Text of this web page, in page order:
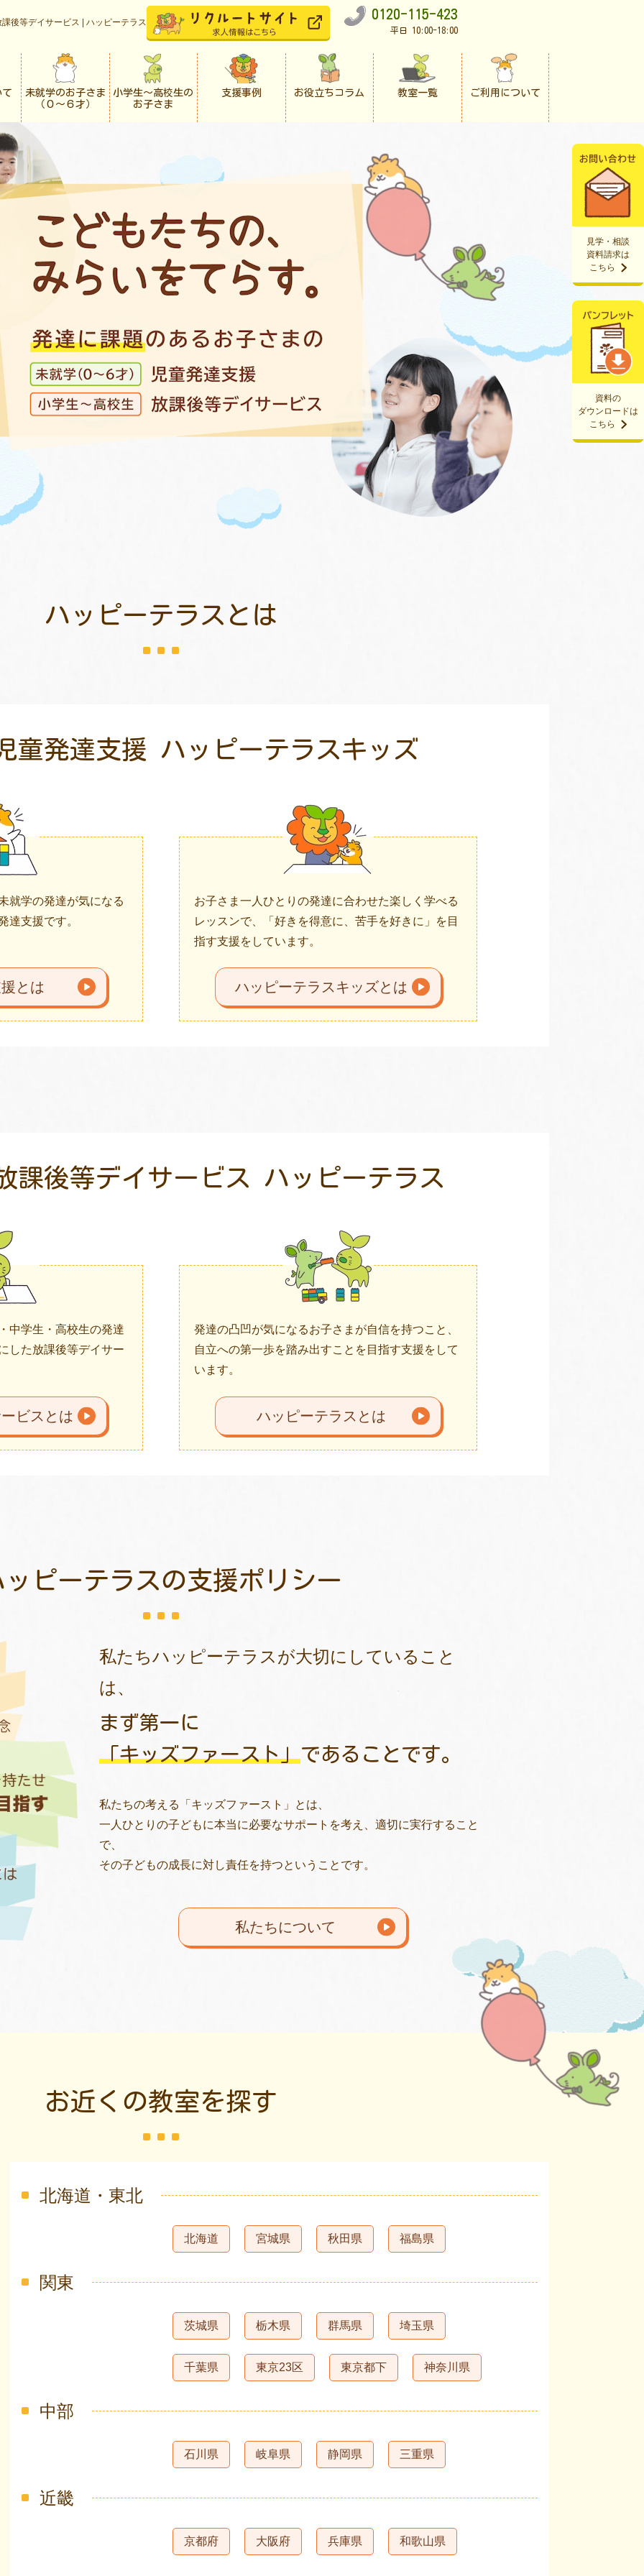
後等デイサービス | ハッピーテラス
0120-115-423
平日 10:00-18:00
て
未就学のお子さま
（０〜６才）
小学生〜高校生の
お子さま
支援事例 お役立ちコラム 教室一覧 ご利用について
資料の
ダウンロードは
こちら
見学・相談
資料請求は
こちら
ハッピーテラスとは
童発達支援 ハッピーテラスキッズ
就学の発達が気になる
達支援です。
とは
お子さま一人ひとりの発達に合わせた楽しく学べる
レッスンで、「好きを得意に、苦手を好きに」を目
指す支援をしています。
ハッピーテラスキッズとは
課後等デイサービス ハッピーテラス
中学生・高校生の発達
した放課後等デイサー
ビスとは
発達の凸凹が気になるお子さまが自信を持つこと、
自立への第一歩を踏み出すことを目指す支援をして
います。
ハッピーテラスとは
ッピーテラスの支援ポリシー
私たちハッピーテラスが大切にしていること
は、
まず第一に
「キッズファースト」であることです。
私たちの考える「キッズファースト」とは、
一人ひとりの子どもに本当に必要なサポートを考え、適切に実行すること
で、
その子どもの成長に対し責任を持つということです。
私たちについて
お近くの教室を探す
北海道・東北
北海道 宮城県 秋田県 福島県
関東
茨城県 栃木県 群馬県 埼玉県
千葉県 東京23区 東京都下 神奈川県
中部
石川県 岐阜県 静岡県 三重県
近畿
京都府 大阪府 兵庫県 和歌山県